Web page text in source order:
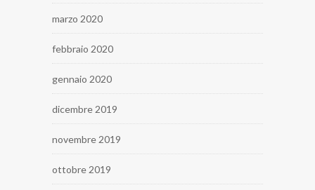
marzo 2020
febbraio 2020
gennaio 2020
dicembre 2019
novembre 2019
ottobre 2019